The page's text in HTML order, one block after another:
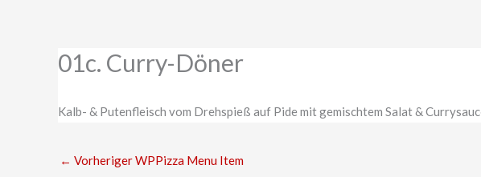
01c. Curry-Döner
Kalb- & Putenfleisch vom Drehspieß auf Pide mit gemischtem Salat &
← Vorheriger WPPizza Menu Item